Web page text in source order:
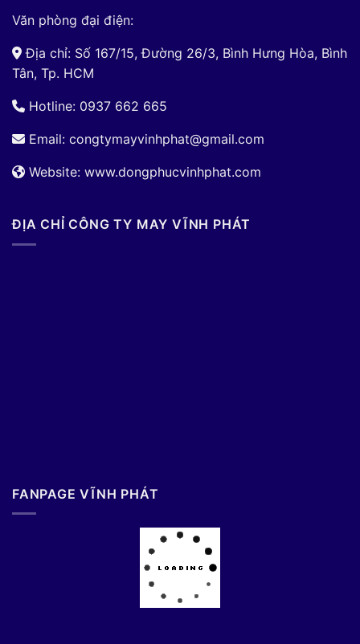
Văn phòng đại điện:
Địa chỉ: Số 167/15, Đường 26/3, Bình Hưng Hòa, Bình
Tân, Tp. HCM
Hotline: 0937 662 665
Email: congtymayvinhphat@gmail.com
Website: www.dongphucvinhphat.com
ĐỊA CHỈ CÔNG TY MAY VĨNH PHÁT
FANPAGE VĨNH PHÁT